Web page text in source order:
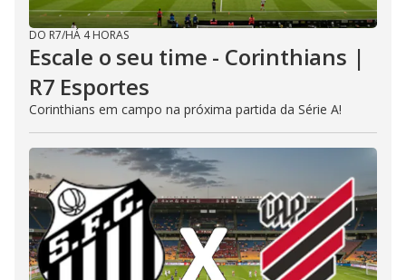
DO R7/HÁ 4 HORAS
Escale o seu time - Corinthians |
R7 Esportes
Corinthians em campo na próxima partida da Série A!